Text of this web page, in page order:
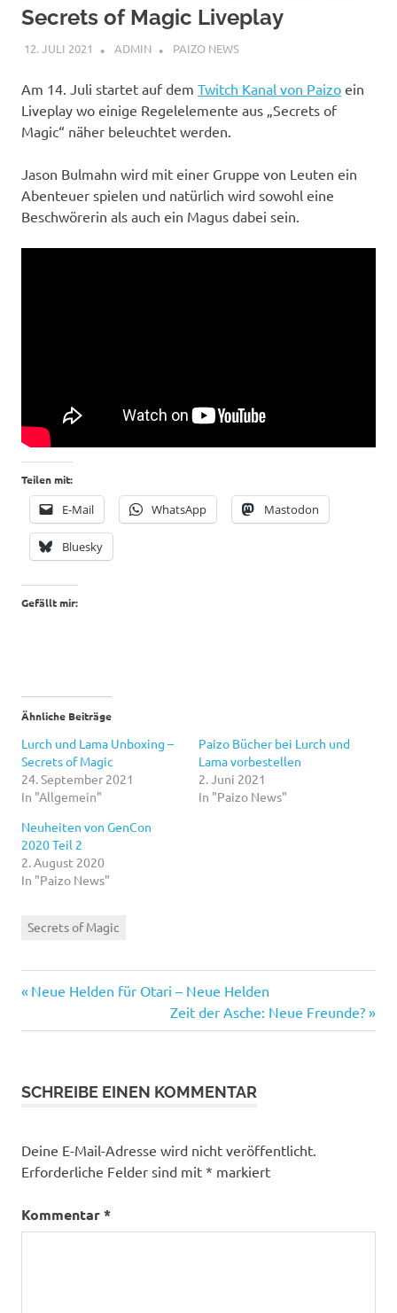
Secrets of Magic Liveplay
12. JULI 2021 ADMIN PAIZO NEWS
Am 14. Juli startet auf dem Twitch Kanal von Paizo ein
Liveplay wo einige Regelelemente aus „Secrets of
Magic“ näher beleuchtet werden.
Jason Bulmahn wird mit einer Gruppe von Leuten ein
Abenteuer spielen und natürlich wird sowohl eine
Beschwörerin als auch ein Magus dabei sein.
Teilen mit:
E-Mail WhatsApp Mastodon
Bluesky
Gefällt mir:
Ähnliche Beiträge
Lurch und Lama Unboxing –
Secrets of Magic
24. September 2021
In "Allgemein"
Paizo Bücher bei Lurch und
Lama vorbestellen
2. Juni 2021
In "Paizo News"
Neuheiten von GenCon
2020 Teil 2
2. August 2020
In "Paizo News"
Secrets of Magic
Beitragsnavigation
Vorheriger
Neue Helden für Otari – Neue Helden
Nächster
Beitrag:
Zeit der Asche: Neue Freunde?
SCHREIBE EINEN KOMMENTAR
Deine E-Mail-Adresse wird nicht veröffentlicht.
Erforderliche Felder sind mit * markiert
Kommentar*